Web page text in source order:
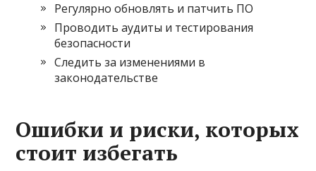
Регулярно обновлять и патчить ПО
Проводить аудиты и тестирования
безопасности
Следить за изменениями в
законодательстве
Ошибки и риски, которых
стоит избегать